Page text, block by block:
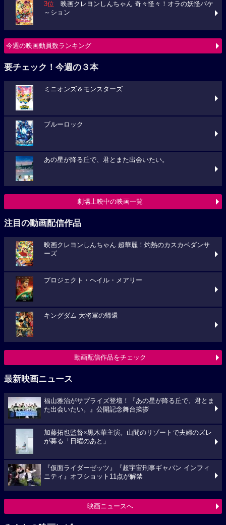
3位 映画クレヨンしんちゃん 奇々怪々！オラの妖怪バケ
～ション
今週の映画動員数ランキング
要チェック！今週の３本
ミニオンズ＆モンスターズ
ブルーロック
あの星が降る丘で、君とまた出会いたい。
劇場上映中の映画一覧
注目の動画配信作品
映画クレヨンしんちゃん 超華麗！灼熱のカスカベダンサ
ーズ
プロジェクト・ヘイル・メアリー
キングダム 大将軍の帰還
動画配信作品をチェック
最新映画ニュース
福山雅治がサプライズ登壇！『あの星が降る丘で、君とま
た出会いたい。』公開記念舞台挨拶
加藤拓也監督×黒木華主演。山間のリゾートで夫婦のズレ
が募る「日曜のあと」
『仮面ライダーゼッツ』『超宇宙刑事ギャバン インフィ
ニティ』オフショット11点が解禁
映画ニュースへ